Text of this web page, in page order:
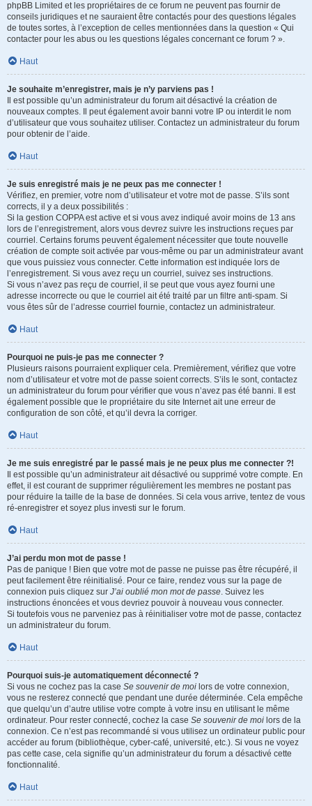
phpBB Limited et les propriétaires de ce forum ne peuvent pas fournir de
conseils juridiques et ne sauraient être contactés pour des questions légales
de toutes sortes, à l’exception de celles mentionnées dans la question « Qui
contacter pour les abus ou les questions légales concernant ce forum ? ».
Haut
Je souhaite m’enregistrer, mais je n’y parviens pas !
Il est possible qu’un administrateur du forum ait désactivé la création de
nouveaux comptes. Il peut également avoir banni votre IP ou interdit le nom
d’utilisateur que vous souhaitez utiliser. Contactez un administrateur du forum
pour obtenir de l’aide.
Haut
Je suis enregistré mais je ne peux pas me connecter !
Vérifiez, en premier, votre nom d’utilisateur et votre mot de passe. S’ils sont
corrects, il y a deux possibilités :
Si la gestion COPPA est active et si vous avez indiqué avoir moins de 13 ans
lors de l’enregistrement, alors vous devrez suivre les instructions reçues par
courriel. Certains forums peuvent également nécessiter que toute nouvelle
création de compte soit activée par vous-même ou par un administrateur avant
que vous puissiez vous connecter. Cette information est indiquée lors de
l’enregistrement. Si vous avez reçu un courriel, suivez ses instructions.
Si vous n’avez pas reçu de courriel, il se peut que vous ayez fourni une
adresse incorrecte ou que le courriel ait été traité par un filtre anti-spam. Si
vous êtes sûr de l’adresse courriel fournie, contactez un administrateur.
Haut
Pourquoi ne puis-je pas me connecter ?
Plusieurs raisons pourraient expliquer cela. Premièrement, vérifiez que votre
nom d’utilisateur et votre mot de passe soient corrects. S’ils le sont, contactez
un administrateur du forum pour vérifier que vous n’avez pas été banni. Il est
également possible que le propriétaire du site Internet ait une erreur de
configuration de son côté, et qu’il devra la corriger.
Haut
Je me suis enregistré par le passé mais je ne peux plus me connecter ?!
Il est possible qu’un administrateur ait désactivé ou supprimé votre compte. En
effet, il est courant de supprimer régulièrement les membres ne postant pas
pour réduire la taille de la base de données. Si cela vous arrive, tentez de vous
ré-enregistrer et soyez plus investi sur le forum.
Haut
J’ai perdu mon mot de passe !
Pas de panique ! Bien que votre mot de passe ne puisse pas être récupéré, il
peut facilement être réinitialisé. Pour ce faire, rendez vous sur la page de
connexion puis cliquez sur J’ai oublié mon mot de passe. Suivez les
instructions énoncées et vous devriez pouvoir à nouveau vous connecter.
Si toutefois vous ne parveniez pas à réinitialiser votre mot de passe, contactez
un administrateur du forum.
Haut
Pourquoi suis-je automatiquement déconnecté ?
Si vous ne cochez pas la case Se souvenir de moi lors de votre connexion,
vous ne resterez connecté que pendant une durée déterminée. Cela empêche
que quelqu’un d’autre utilise votre compte à votre insu en utilisant le même
ordinateur. Pour rester connecté, cochez la case Se souvenir de moi lors de la
connexion. Ce n’est pas recommandé si vous utilisez un ordinateur public pour
accéder au forum (bibliothèque, cyber-café, université, etc.). Si vous ne voyez
pas cette case, cela signifie qu’un administrateur du forum a désactivé cette
fonctionnalité.
Haut